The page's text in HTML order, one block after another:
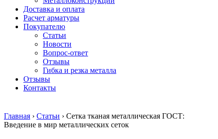
Круг
нержавеющий
никельсодержащий
Шестигранник
нержавеющий
никельсодержащий
Шестигранник
нержавеющий
безникелевый
Трубы
нержавеющие
Общестроительный
профиль
Доставка и оплата
Расчет арматуры
Покупателю
Статьи
Новости
Вопрос-ответ
Отзывы
Гибка и резка металла
Отзывы
Контакты
Главная › Статьи › Сетка тканая металлическая ГОСТ:
Введение в мир металлических сеток